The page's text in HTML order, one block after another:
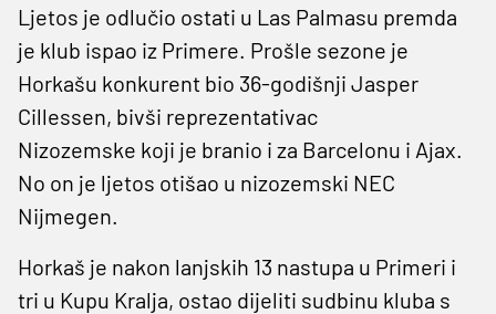
Ljetos je odlučio ostati u Las Palmasu premda
je klub ispao iz Primere. Prošle sezone je
Horkašu konkurent bio 36-godišnji Jasper
Cillessen, bivši reprezentativac
Nizozemske koji je branio i za Barcelonu i Ajax.
No on je ljetos otišao u nizozemski NEC
Nijmegen.
Horkaš je nakon lanjskih 13 nastupa u Primeri i
tri u Kupu Kralja, ostao dijeliti sudbinu kluba s